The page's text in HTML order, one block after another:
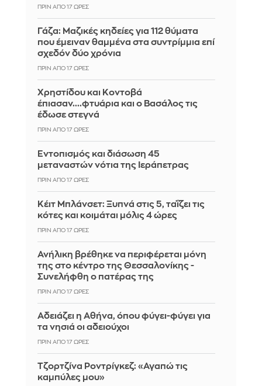
ΠΡΙΝ ΑΠΌ 17 ΏΡΕΣ
Γάζα: Μαζικές κηδείες για 112 θύματα
που έμειναν θαμμένα στα συντρίμμια επί
σχεδόν δύο χρόνια
ΠΡΙΝ ΑΠΌ 17 ΏΡΕΣ
Χρηστίδου και Κοντοβά
έπιασαν....φτυάρια και ο Βασάλος τις
έδωσε στεγνά
ΠΡΙΝ ΑΠΌ 17 ΏΡΕΣ
Εντοπισμός και διάσωση 45
μεταναστών νότια της Ιεράπετρας
ΠΡΙΝ ΑΠΌ 17 ΏΡΕΣ
Κέιτ Μπλάνσετ: Ξυπνά στις 5, ταΐζει τις
κότες και κοιμάται μόλις 4 ώρες
ΠΡΙΝ ΑΠΌ 17 ΏΡΕΣ
Ανήλικη βρέθηκε να περιφέρεται μόνη
της στο κέντρο της Θεσσαλονίκης -
Συνελήφθη ο πατέρας της
ΠΡΙΝ ΑΠΌ 17 ΏΡΕΣ
Αδειάζει η Αθήνα, όπου φύγει-φύγει για
τα νησιά οι αδειούχοι
ΠΡΙΝ ΑΠΌ 17 ΏΡΕΣ
Τζορτζίνα Ροντρίγκεζ: «Αγαπώ τις
καμπύλες μου»